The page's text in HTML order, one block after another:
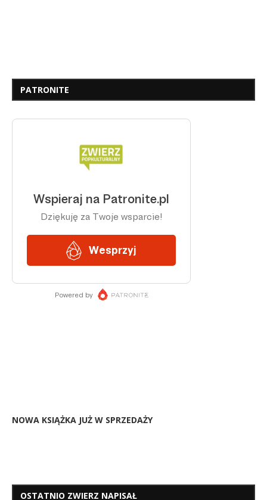
PATRONITE
NOWA KSIĄŻKA JUŻ W SPRZEDAŻY
OSTATNIO ZWIERZ NAPISAŁ